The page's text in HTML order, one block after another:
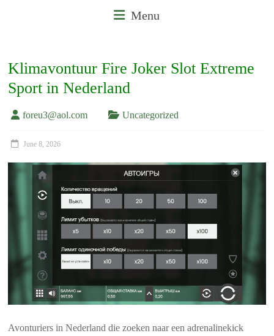
Menu
Klimavontuur Fire Joker Slot Extreme
Sport in Nederland
foreu3@aol.com Uncategorized
June 8, 2026
Avonturiers in Nederland die zoeken naar een adrenalinekick